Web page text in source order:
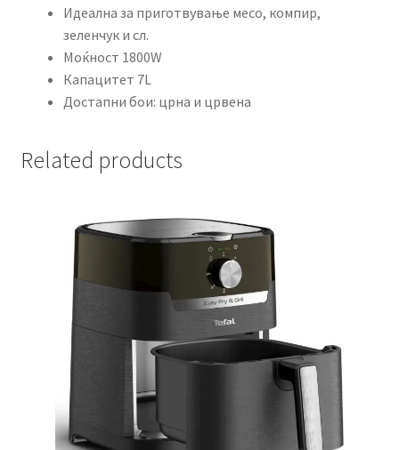
Идеална за приготвување месо, компир,
зеленчук и сл.
Моќност 1800W
Капацитет 7L
Достапни бои: црна и црвена
Related products